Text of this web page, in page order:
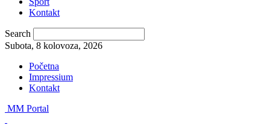
Kontakt
Search
Subota, 8 kolovoza, 2026
Početna
Impressium
Kontakt
MM Portal